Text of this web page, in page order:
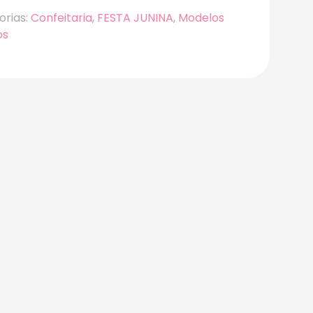
Confeitaria, FESTA JUNINA, Modelos